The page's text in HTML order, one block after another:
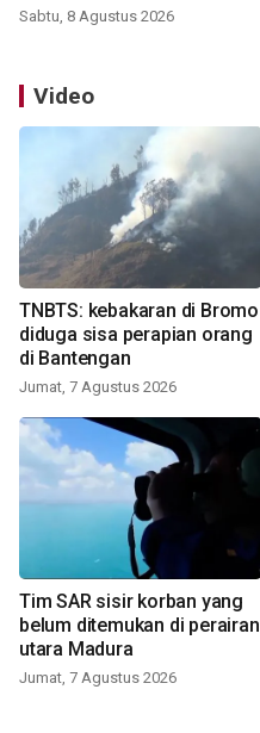
Sabtu, 8 Agustus 2026
Video
TNBTS: kebakaran di Bromo
diduga sisa perapian orang
di Bantengan
Jumat, 7 Agustus 2026
Tim SAR sisir korban yang
belum ditemukan di perairan
utara Madura
Jumat, 7 Agustus 2026